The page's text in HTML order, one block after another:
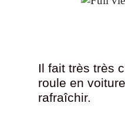
Il fait très très
roule en
rafraîchir.